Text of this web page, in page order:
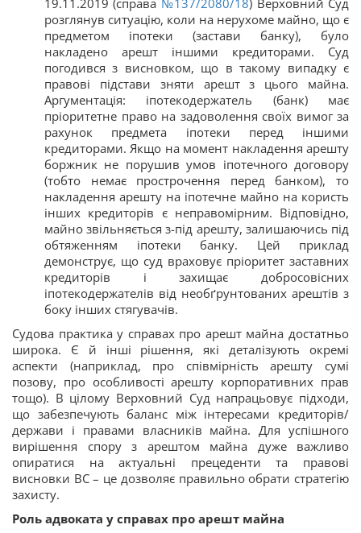
розглянув ситуацію, коли на нерухоме майно, що є
предметом іпотеки (застави банку), було
накладено арешт іншими кредиторами. Суд
погодився з висновком, що в такому випадку є
правові підстави зняти арешт з цього майна.
Аргументація: іпотекодержатель (банк) має
пріоритетне право на задоволення своїх вимог за
рахунок предмета іпотеки перед іншими
кредиторами. Якщо на момент накладення арешту
боржник не порушив умов іпотечного договору
(тобто немає прострочення перед банком), то
накладення арешту на іпотечне майно на користь
інших кредиторів є неправомірним. Відповідно,
майно звільняється з-під арешту, залишаючись під
обтяженням іпотеки банку. Цей приклад
демонструє, що суд враховує пріоритет заставних
кредиторів і захищає добросовісних
іпотекодержателів від необґрунтованих арештів з
боку інших стягувачів.
Судова практика у справах про арешт майна достатньо
широка. Є й інші рішення, які деталізують окремі
аспекти (наприклад, про співмірність арешту сумі
позову, про особливості арешту корпоративних прав
тощо). В цілому Верховний Суд напрацьовує підходи,
що забезпечують баланс між інтересами кредиторів/
держави і правами власників майна. Для успішного
вирішення спору з арештом майна дуже важливо
опиратися на актуальні прецеденти та правові
висновки ВС – це дозволяє правильно обрати стратегію
захисту.
Роль адвоката у справах про арешт майна